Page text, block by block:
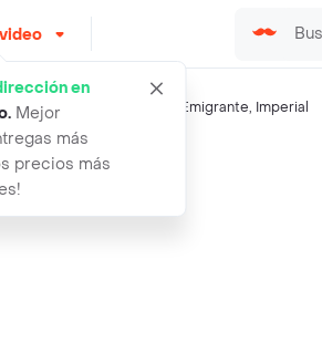
en
. Mejor
más
precios más
salados Emigrante, Imperial